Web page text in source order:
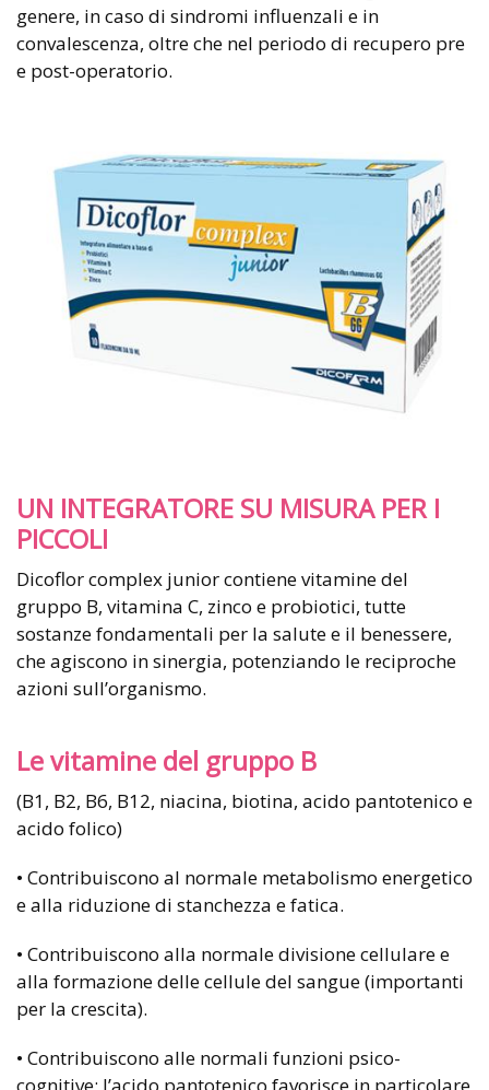
genere, in caso di sindromi influenzali e in
convalescenza, oltre che nel periodo di recupero pre
e post-operatorio.
UN INTEGRATORE SU MISURA PER I
PICCOLI
Dicoflor complex junior contiene vitamine del
gruppo B, vitamina C, zinco e probiotici, tutte
sostanze fondamentali per la salute e il benessere,
che agiscono in sinergia, potenziando le reciproche
azioni sull’organismo.
Le vitamine del gruppo B
(B1, B2, B6, B12, niacina, biotina, acido pantotenico e
acido folico)
• Contribuiscono al normale metabolismo energetico
e alla riduzione di stanchezza e fatica.
• Contribuiscono alla normale divisione cellulare e
alla formazione delle cellule del sangue (importanti
per la crescita).
• Contribuiscono alle normali funzioni psico-